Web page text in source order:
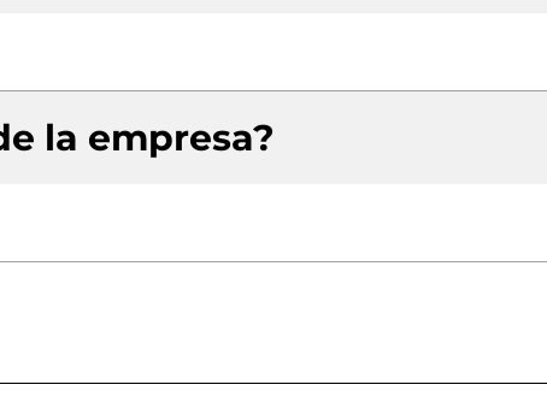
la empresa?